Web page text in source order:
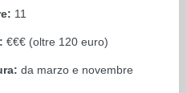
11
€€€ (oltre 120 euro)
da marzo e novembre